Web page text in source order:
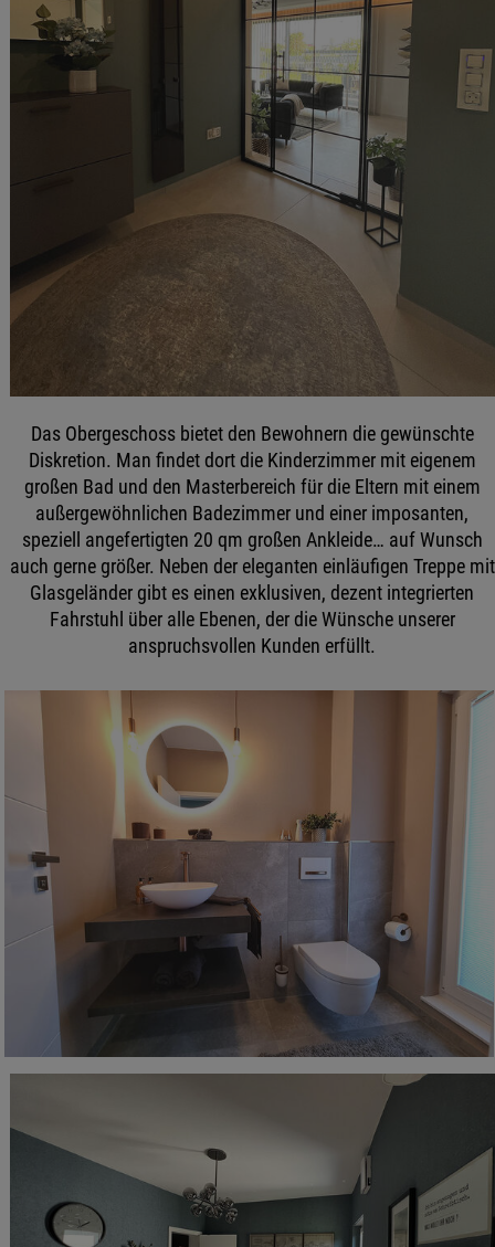
Das Obergeschoss bietet den Bewohnern die gewünschte
Diskretion. Man findet dort die Kinderzimmer mit eigenem
großen Bad und den Masterbereich für die Eltern mit einem
außergewöhnlichen Badezimmer und einer imposanten,
speziell angefertigten 20 qm großen Ankleide… auf Wunsch
auch gerne größer. Neben der eleganten einläufigen Treppe mit
Glasgeländer gibt es einen exklusiven, dezent integrierten
Fahrstuhl über alle Ebenen, der die Wünsche unserer
anspruchsvollen Kunden erfüllt.